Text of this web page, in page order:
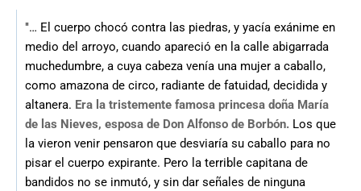
"… El cuerpo chocó contra las piedras, y yacía exánime en
medio del arroyo, cuando apareció en la calle abigarrada
muchedumbre, a cuya cabeza venía una mujer a caballo,
como amazona de circo, radiante de fatuidad, decidida y
altanera. Era la tristemente famosa princesa doña María
de las Nieves, esposa de Don Alfonso de Borbón. Los que
la vieron venir pensaron que desviaría su caballo para no
pisar el cuerpo expirante. Pero la terrible capitana de
bandidos no se inmutó, y sin dar señales de ninguna